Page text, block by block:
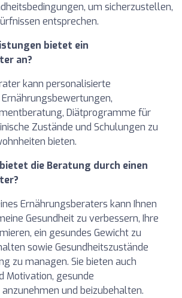
um sicherzustellen,
entsprechen.
bietet ein
an?
kann personalisierte
Diätprogramme für
Zustände und Schulungen zu
bieten.
die Beratung durch einen
Ernährungsberaters kann Ihnen
Gesundheit zu verbessern, Ihre
ein gesundes Gewicht zu
sowie Gesundheitszustände
zu managen. Sie bieten auch
Motivation, gesunde
und beizubehalten.